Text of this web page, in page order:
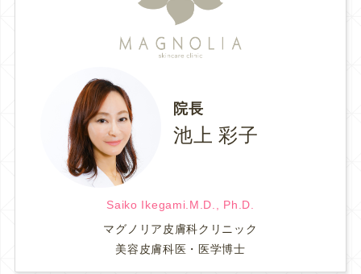
院長
池上 彩子
Saiko Ikegami.M.D., Ph.D.
マグノリア皮膚科クリニック
美容皮膚科医・医学博士